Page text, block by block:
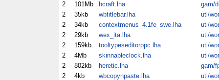
2
101Mb hcraft.lha
gam/
2
35kb wbtitlebar.lha
uti/wor
2
34kb contextmenus_4.1fe_swe.lha
uti/wor
2
29kb wex_ita.lha
uti/wor
2
159kb tooltypeseditorppc.lha
uti/wor
2
4Mb skinnableclock.lha
uti/wor
2
802kb heretic.lha
gam/
2
4kb wbcopynpaste.lha
uti/wor